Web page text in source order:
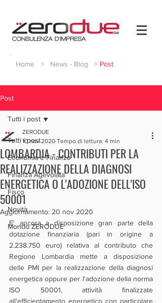
Home > News - Blog > Post
Post
Tutti i post
Economia e Finanza
Finanza Agevolata
Fisco
Novità
Mondo ZERODUE
Tutti i post
LOMBARDIA - CONTRIBUTI PER LA
REALIZZAZIONE DELLA DIAGNOSI
ENERGETICA O L'ADOZIONE DELL'ISO
50001
ZERODUE
10 nov 2020 Tempo di lettura: 4 min
Aggiornamento: 20 nov 2020
E' ancora a disposizione gran parte della
dotazione finanziaria (pari in origine a
2.238.750 euro) relativa al contributo che
Regione Lombardia mette a disposizione
delle PMI per la realizzazione della diagnosi
energetica oppure per l'adozione della norma
ISO 50001, attività finalizzate
all'efficientamento energetico con particolare